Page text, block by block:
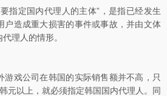
指定国内代理人的主体”，是指已经发生
户造成重大损害的事件或事故，并由文体
理人的情形。
游戏公司在韩国的实际销售额并不高，只
元以上，就必须指定韩国国内代理人。同